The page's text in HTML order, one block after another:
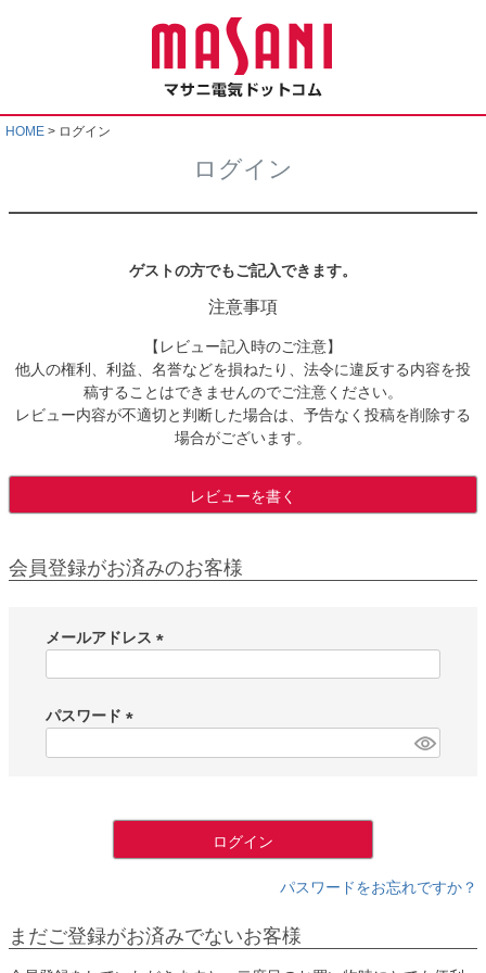
HOME ログイン
ログイン
ゲストの方でもご記入できます。
注意事項
【レビュー記入時のご注意】
他人の権利、利益、名誉などを損ねたり、法令に違反する内容を投
稿することはできませんのでご注意ください。
レビュー内容が不適切と判断した場合は、予告なく投稿を削除する
場合がございます。
レビューを書く
会員登録がお済みのお客様
メールアドレス
)
パスワード
ログイン
パスワードをお忘れですか？
まだご登録がお済みでないお客様